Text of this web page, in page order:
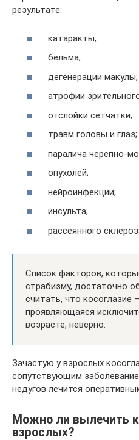
результате:
катаракты;
бельма;
дегенерации макулы;
атрофии
отслойки сетчатки;
травм головы и глаз;
паралича черепно-
опухолей;
нейроинфекции;
инсульта;
рассеянного
Список факторов,
страбизму, достаточно
считать, что косоглазие
проявляющаяся
возрасте, неверно.
Зачастую у взрослых
сопутствующим
недугов лечится
Можно ли вылечить
взрослых?